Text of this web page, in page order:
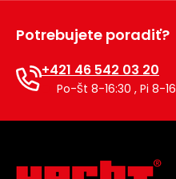
Potrebujete poradiť?
+421 46 542 03 20
Po-Št 8-16:30 , Pi 8-16